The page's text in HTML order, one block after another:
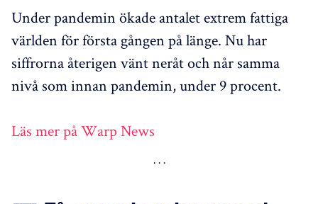
Under pandemin ökade antalet extrem fattiga
världen för första gången på länge. Nu har
siffrorna återigen vänt neråt och når samma
nivå som innan pandemin, under 9 procent.
Läs mer på Warp News